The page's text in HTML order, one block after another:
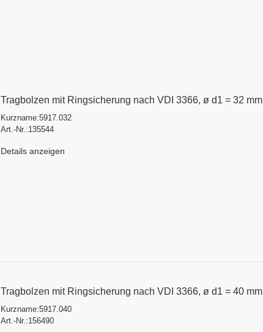
Tragbolzen mit Ringsicherung nach VDI 3366, ø d1 = 32 mm
Kurzname:5917.032
Art.-Nr.:135544
Details anzeigen
Tragbolzen mit Ringsicherung nach VDI 3366, ø d1 = 40 mm
Kurzname:5917.040
Art.-Nr.:156490